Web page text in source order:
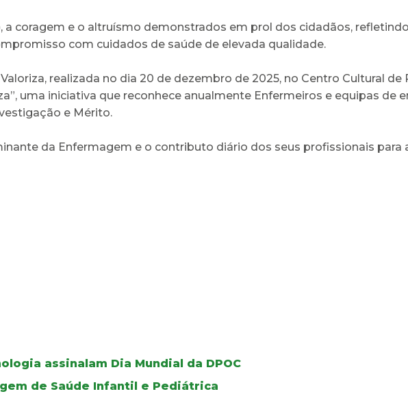
coragem e o altruísmo demonstrados em prol dos cidadãos,
com cuidados de saúde de elevada qualidade.
realizada no dia 20 de dezembro de 2025, no Centro Cultural de
uma iniciativa que reconhece anualmente Enfermeiros e equipas de
e Mérito.
da Enfermagem e o contributo diário dos seus profissionais para
assinalam Dia Mundial da DPOC
de Saúde Infantil e Pediátrica